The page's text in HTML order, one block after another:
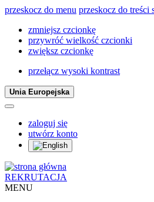
przeskocz do menu przeskocz do treści
zmniejsz czcionkę
przywróć wielkość czcionki
zwiększ czcionkę
przełącz wysoki kontrast
Unia Europejska
zaloguj się
utwórz konto
REKRUTACJA
MENU